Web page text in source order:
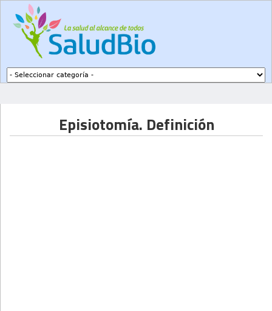
Episiotomía. Definición